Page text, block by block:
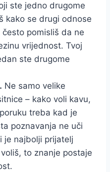
ste jedno drugome
kako se drugi odnose
pomisliš da ne
vrijednost. Tvoj
ste drugome
Ne samo velike
– kako voli kavu,
treba kad je
poznavanja ne uči
je najbolji prijatelj
to znanje postaje